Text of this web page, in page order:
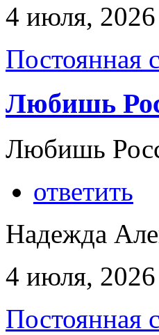
4 июля,
Постоянная
Любишь
Любишь
ответить
Надежда
4 июля,
Постоянная